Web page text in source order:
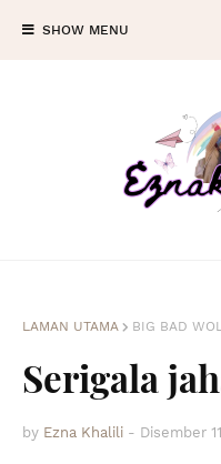
SHOW MENU
LAMAN UTAMA BIG BAD
Serigala
by Ezna Khalili - Disember